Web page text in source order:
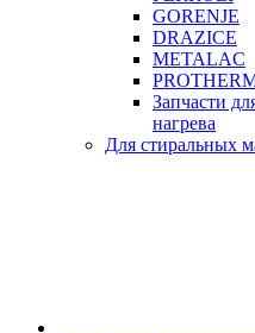
GORENJE
DRAZICE
METALAC
Запчасти
нагрева
Для стиральных